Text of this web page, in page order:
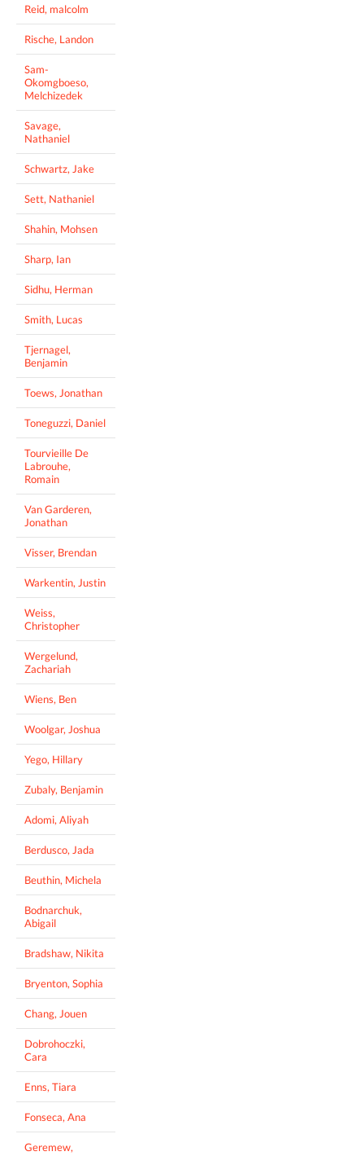
Reid, malcolm
Rische, Landon
Sam-
Okomgboeso,
Melchizedek
Savage,
Nathaniel
Schwartz, Jake
Sett, Nathaniel
Shahin, Mohsen
Sharp, Ian
Sidhu, Herman
Smith, Lucas
Tjernagel,
Benjamin
Toews, Jonathan
Toneguzzi, Daniel
Tourvieille De
Labrouhe,
Romain
Van Garderen,
Jonathan
Visser, Brendan
Warkentin, Justin
Weiss,
Christopher
Wergelund,
Zachariah
Wiens, Ben
Woolgar, Joshua
Yego, Hillary
Zubaly, Benjamin
Adomi, Aliyah
Berdusco, Jada
Beuthin, Michela
Bodnarchuk,
Abigail
Bradshaw, Nikita
Bryenton, Sophia
Chang, Jouen
Dobrohoczki,
Cara
Enns, Tiara
Fonseca, Ana
Geremew,